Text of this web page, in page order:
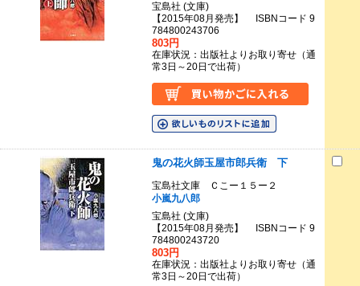
宝島社 (文庫)
【2015年08月発売】 ISBNコード 9
784800243706
803円
在庫状況：出版社よりお取り寄せ（通
常3日～20日で出荷）
鬼の花火師玉屋市郎兵衛 下
宝島社文庫 Ｃこー１５ー２
小嵐九八郎
宝島社 (文庫)
【2015年08月発売】 ISBNコード 9
784800243720
803円
在庫状況：出版社よりお取り寄せ（通
常3日～20日で出荷）